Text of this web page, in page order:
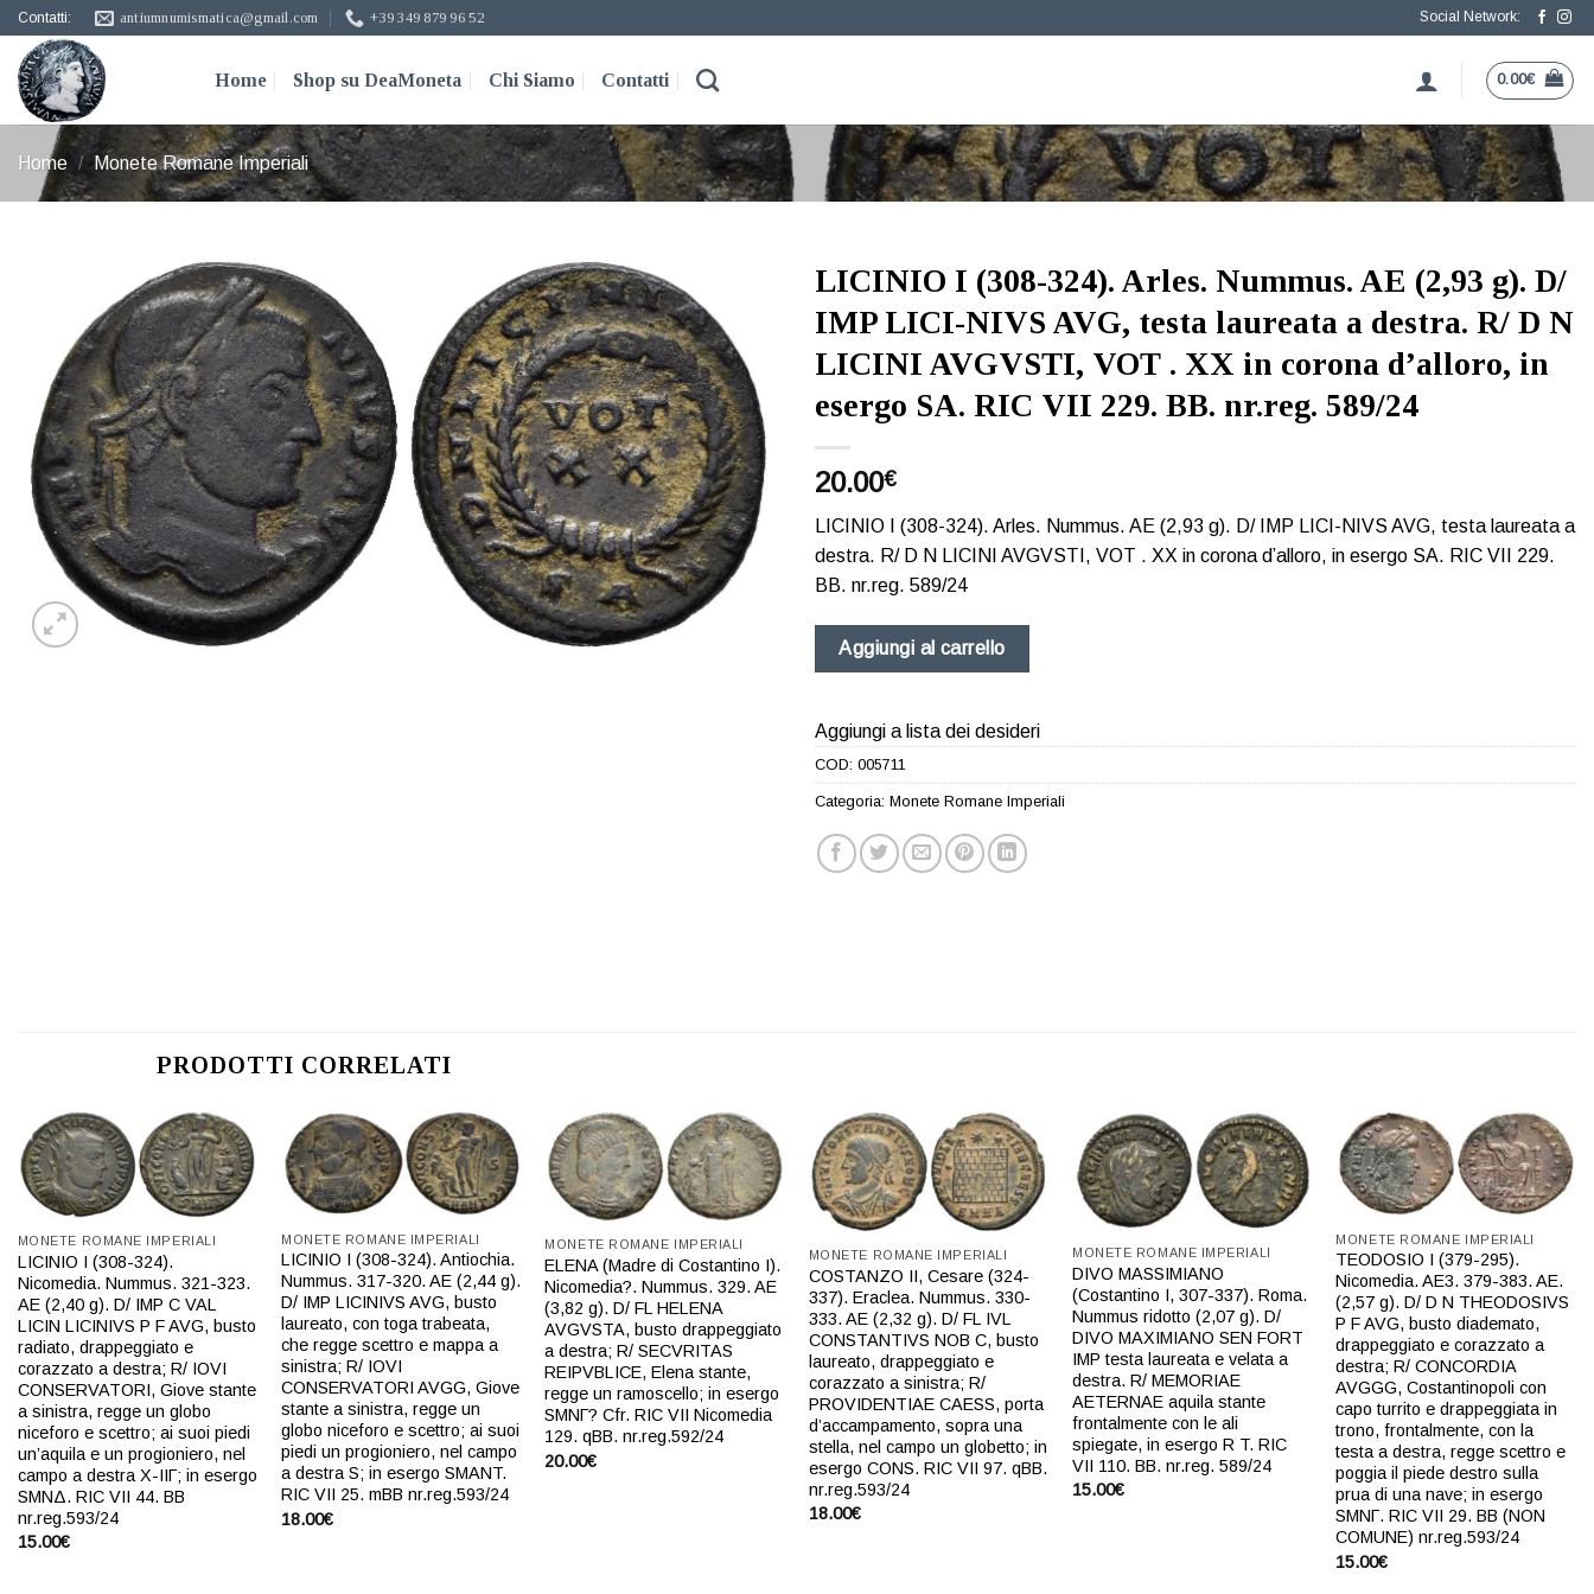
Skip
content
Contatti: antiumnumismatica@gmail.com +39 349 879 96 52 Social Network:
Home Shop su DeaMoneta Chi Siamo Contatti 0.00€
Home / Monete Romane Imperiali
Aggiungi
a lista
dei
desideri
LICINIO I (308-324). Arles. Nummus. AE (2,93 g). D/
IMP LICI-NIVS AVG, testa laureata a destra. R/ D N
LICINI AVGVSTI, VOT . XX in corona d’alloro, in
esergo SA. RIC VII 229. BB. nr.reg. 589/24
20.00€
LICINIO I (308-324). Arles. Nummus. AE (2,93 g). D/ IMP LICI-NIVS AVG, testa laureata a
destra. R/ D N LICINI AVGVSTI, VOT . XX in corona d’alloro, in esergo SA. RIC VII 229.
BB. nr.reg. 589/24
Aggiungi al carrello
Aggiungi a lista dei desideri
COD: 005711
Categoria: Monete Romane Imperiali
PRODOTTI CORRELATI
Aggiungi
a lista
dei
MONETE ROMANE IMPERIALI
LICINIO I (308-324).
Nicomedia. Nummus. 321-323.
AE (2,40 g). D/ IMP C VAL
LICIN LICINIVS P F AVG, busto
radiato, drappeggiato e
corazzato a destra; R/ IOVI
CONSERVATORI, Giove stante
a sinistra, regge un globo
niceforo e scettro; ai suoi piedi
un’aquila e un progioniero, nel
campo a destra X-IIΓ; in esergo
SMNΔ. RIC VII 44. BB
nr.reg.593/24
15.00€
Aggiungi
a lista
dei
MONETE ROMANE IMPERIALI
LICINIO I (308-324). Antiochia.
Nummus. 317-320. AE (2,44 g).
D/ IMP LICINIVS AVG, busto
laureato, con toga trabeata,
che regge scettro e mappa a
sinistra; R/ IOVI
CONSERVATORI AVGG, Giove
stante a sinistra, regge un
globo niceforo e scettro; ai suoi
piedi un progioniero, nel campo
a destra S; in esergo SMANT.
RIC VII 25. mBB nr.reg.593/24
18.00€
Aggiungi
a lista
dei
desideri
MONETE ROMANE IMPERIALI
ELENA (Madre di Costantino I).
Nicomedia?. Nummus. 329. AE
(3,82 g). D/ FL HELENA
AVGVSTA, busto drappeggiato
a destra; R/ SECVRITAS
REIPVBLICE, Elena stante,
regge un ramoscello; in esergo
SMNΓ? Cfr. RIC VII Nicomedia
129. qBB. nr.reg.592/24
20.00€
Aggiungi
a lista
dei
desideri
MONETE ROMANE IMPERIALI
COSTANZO II, Cesare (324-
337). Eraclea. Nummus. 330-
333. AE (2,32 g). D/ FL IVL
CONSTANTIVS NOB C, busto
laureato, drappeggiato e
corazzato a sinistra; R/
PROVIDENTIAE CAESS, porta
d’accampamento, sopra una
stella, nel campo un globetto; in
esergo CONS. RIC VII 97. qBB.
nr.reg.593/24
18.00€
Aggiungi
a lista
dei
desideri
MONETE ROMANE IMPERIALI
DIVO MASSIMIANO
(Costantino I, 307-337). Roma.
Nummus ridotto (2,07 g). D/
DIVO MAXIMIANO SEN FORT
IMP testa laureata e velata a
destra. R/ MEMORIAE
AETERNAE aquila stante
frontalmente con le ali
spiegate, in esergo R T. RIC
VII 110. BB. nr.reg. 589/24
15.00€
Aggiungi
a lista
dei
MONETE ROMANE IMPERIALI
TEODOSIO I (379-295).
Nicomedia. AE3. 379-383. AE.
(2,57 g). D/ D N THEODOSIVS
P F AVG, busto diademato,
drappeggiato e corazzato a
destra; R/ CONCORDIA
AVGGG, Costantinopoli con
capo turrito e drappeggiata in
trono, frontalmente, con la
testa a destra, regge scettro e
poggia il piede destro sulla
prua di una nave; in esergo
SMNΓ. RIC VII 29. BB (NON
COMUNE) nr.reg.593/24
15.00€